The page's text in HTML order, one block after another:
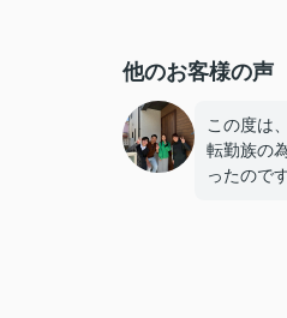
他のお客様の声
この度は
転勤族の
ったので